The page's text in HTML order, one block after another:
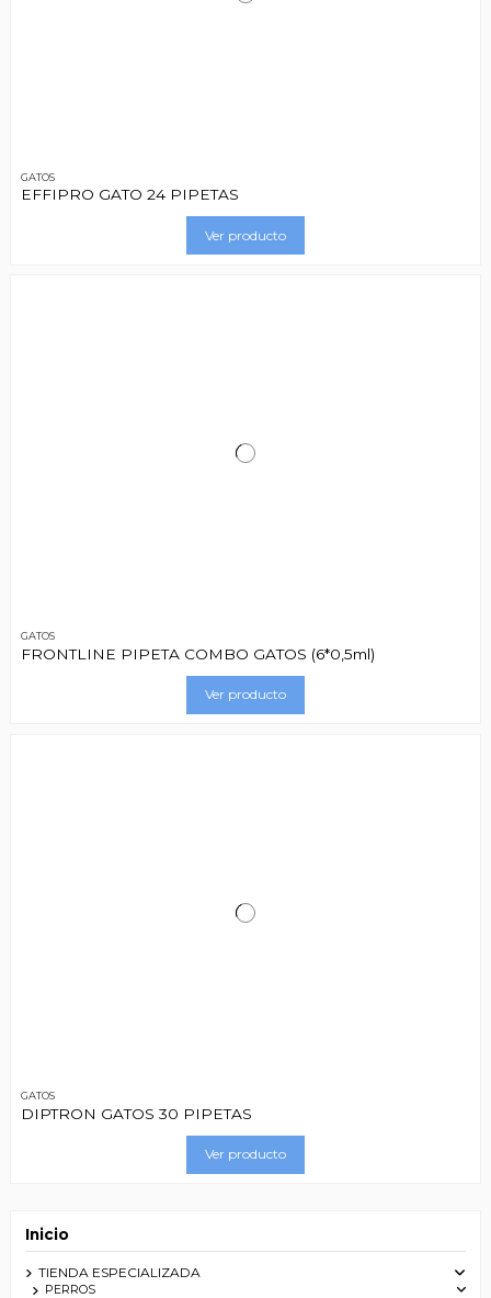
GATOS
EFFIPRO GATO 24 PIPETAS
Ver producto
GATOS
FRONTLINE PIPETA COMBO GATOS (6*0,5ml)
Ver producto
GATOS
DIPTRON GATOS 30 PIPETAS
Ver producto
Inicio
TIENDA ESPECIALIZADA
PERROS